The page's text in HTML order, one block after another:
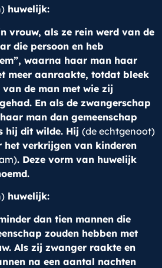
huwelijk:
vrouw, als ze rein werd van de
die persoon en heb
waarna haar man haar
meer aanraakte, totdat bleek
de man met wie zij
En als de zwangerschap
man dan gemeenschap
hij dit wilde. Hij (de echtgenoot)
het verkrijgen van kinderen
. Deze vorm van huwelijk
huwelijk:
dan tien mannen die
zouden hebben met
Als zij zwanger raakte en
na een aantal nachten